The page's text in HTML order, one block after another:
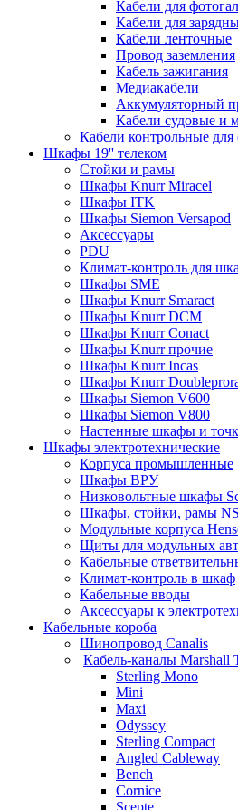
Кабели для
Кабели для
Кабели ленточные
Провод заземления
Кабель зажигания
Медиакабели
Аккумуляторный
Кабели судовые и
Кабели контрольные
Шкафы 19'' телеком
Стойки и рамы
Шкафы Knurr Miracel
Шкафы ITK
Шкафы Siemon Versapod
Аксессуары
PDU
Климат-контроль для
Шкафы SME
Шкафы Knurr Smaract
Шкафы Knurr DCM
Шкафы Knurr Conact
Шкафы Knurr прочие
Шкафы Knurr Incas
Шкафы Knurr
Шкафы Siemon V600
Шкафы Siemon V800
Настенные шкафы и
Шкафы электротехнические
Корпуса промышленные
Шкафы ВРУ
Низковольтные шкафы
Шкафы, стойки, рамы
Модульные корпуса
Щиты для модульных
Кабельные
Климат-контроль в шкаф
Кабельные вводы
Аксессуары к
Кабельные короба
Шинопровод Canalis
Кабель-каналы Marshall
Sterling Mono
Mini
Maxi
Odyssey
Sterling Compact
Angled Cableway
Bench
Cornice
Scepte